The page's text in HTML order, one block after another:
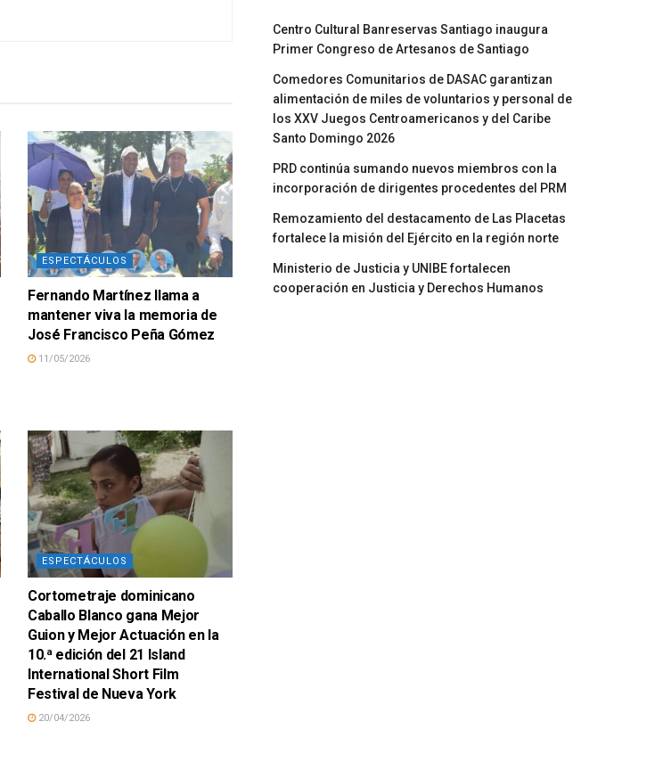
ESPECTÁCULOS
Fernando Martínez llama a
mantener viva la memoria de
José Francisco Peña Gómez
11/05/2026
ESPECTÁCULOS
Cortometraje dominicano
Caballo Blanco gana Mejor
Guion y Mejor Actuación en la
10.ª edición del 21 Island
International Short Film
Festival de Nueva York
20/04/2026
Centro Cultural Banreservas Santiago inaugura
Primer Congreso de Artesanos de Santiago
Comedores Comunitarios de DASAC garantizan
alimentación de miles de voluntarios y personal de
los XXV Juegos Centroamericanos y del Caribe
Santo Domingo 2026
PRD continúa sumando nuevos miembros con la
incorporación de dirigentes procedentes del PRM
Remozamiento del destacamento de Las Placetas
fortalece la misión del Ejército en la región norte
Ministerio de Justicia y UNIBE fortalecen
cooperación en Justicia y Derechos Humanos